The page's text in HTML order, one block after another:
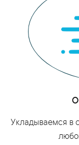
Укладываемся в